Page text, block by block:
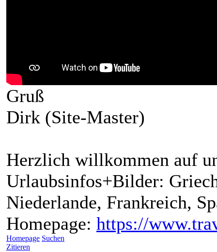
Gruß
Dirk (Site-Master)
Herzlich willkommen auf
Urlaubsinfos+Bilder:
Niederlande, Frankreich,
Homepage: https://
Homepage Suchen
Zitieren